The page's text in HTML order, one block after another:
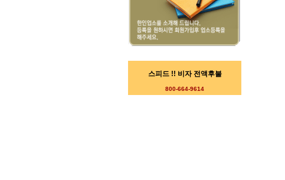
스피드 !! 비자 전액후불
800-664-9614